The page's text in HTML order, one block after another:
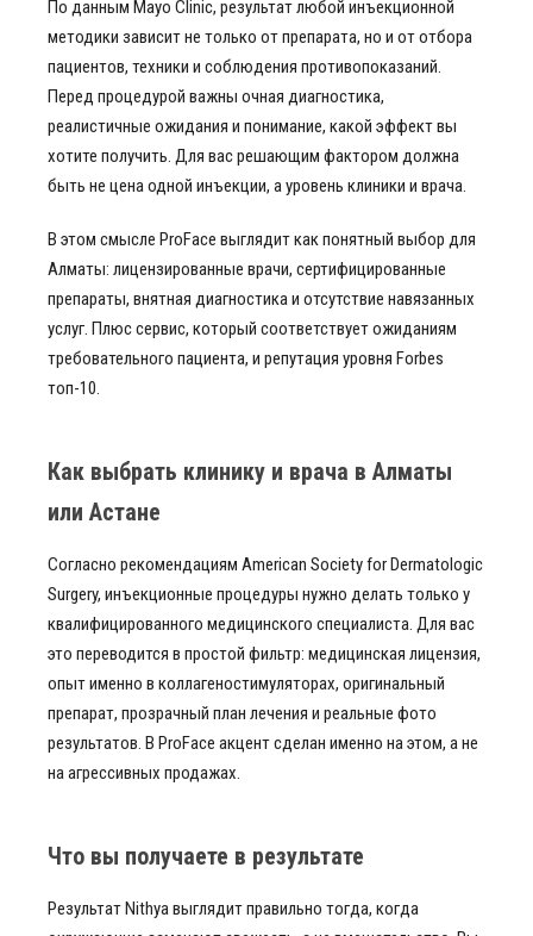
По данным Mayo Clinic, результат любой инъекционной
методики зависит не только от препарата, но и от отбора
пациентов, техники и соблюдения противопоказаний.
Перед процедурой важны очная диагностика,
реалистичные ожидания и понимание, какой эффект вы
хотите получить. Для вас решающим фактором должна
быть не цена одной инъекции, а уровень клиники и врача.
В этом смысле ProFace выглядит как понятный выбор для
Алматы: лицензированные врачи, сертифицированные
препараты, внятная диагностика и отсутствие навязанных
услуг. Плюс сервис, который соответствует ожиданиям
требовательного пациента, и репутация уровня Forbes
топ-10.
Как выбрать клинику и врача в Алматы
или Астане
Согласно рекомендациям American Society for Dermatologic
Surgery, инъекционные процедуры нужно делать только у
квалифицированного медицинского специалиста. Для вас
это переводится в простой фильтр: медицинская лицензия,
опыт именно в коллагеностимуляторах, оригинальный
препарат, прозрачный план лечения и реальные фото
результатов. В ProFace акцент сделан именно на этом, а не
на агрессивных продажах.
Что вы получаете в результате
Результат Nithya выглядит правильно тогда, когда